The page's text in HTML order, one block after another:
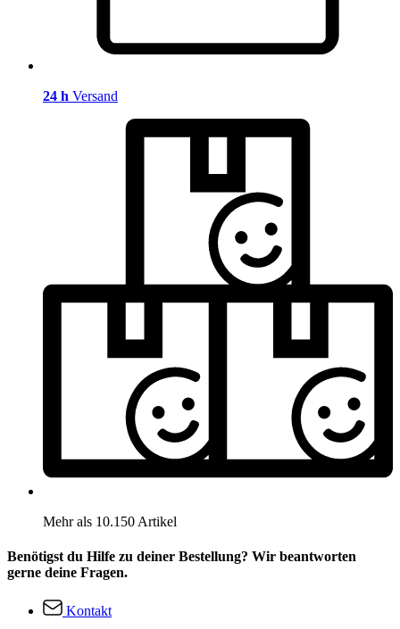
24 h Versand
Mehr als 10.150 Artikel
Benötigst du Hilfe zu deiner Bestellung? Wir beantworten
gerne deine Fragen.
Kontakt